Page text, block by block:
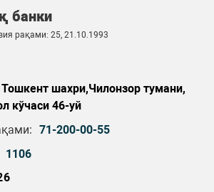
банки
рақами: 25, 21.10.1993
Тошкент шахри,Чилонзор тумани,
кўчаси 46-уй
71-200-00-55
1106